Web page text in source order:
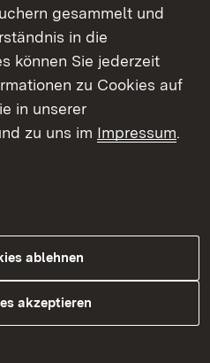
gesammelt und
in die
können Sie jederzeit
zu Cookies auf
in unserer
zu uns im Impressum.
ablehnen
akzeptieren